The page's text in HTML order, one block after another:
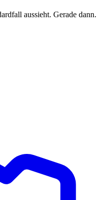
aussieht. Gerade dann.